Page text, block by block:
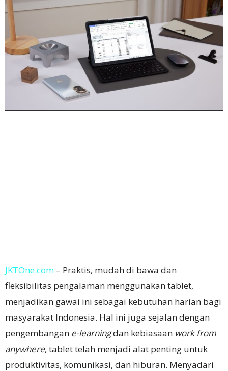
JKTOne.com – Praktis, mudah di bawa dan
fleksibilitas pengalaman menggunakan tablet,
menjadikan gawai ini sebagai kebutuhan harian bagi
masyarakat Indonesia. Hal ini juga sejalan dengan
pengembangan e-learningdan kebiasaan work from
anywhere, tablet telah menjadi alat penting untuk
produktivitas, komunikasi, dan hiburan. Menyadari